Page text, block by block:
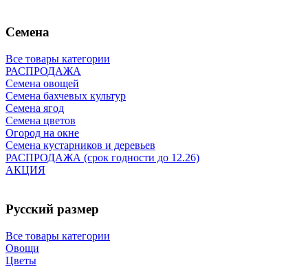
Семена
Все товары категории
РАСПРОДАЖА
Семена овощей
Семена бахчевых культур
Семена ягод
Семена цветов
Огород на окне
Семена кустарников и деревьев
РАСПРОДАЖА (срок годности до 12.26)
АКЦИЯ
Русский размер
Все товары категории
Овощи
Цветы